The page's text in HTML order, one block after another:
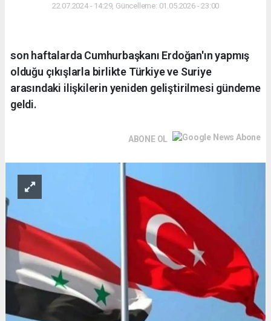
22.07.2024 - 14:29, Güncelleme: 01.05.2026 - 23:00
son haftalarda Cumhurbaşkanı Erdoğan'ın yapmış
olduğu çıkışlarla birlikte Türkiye ve Suriye
arasındaki ilişkilerin yeniden geliştirilmesi gündeme
geldi.
ABONE OL